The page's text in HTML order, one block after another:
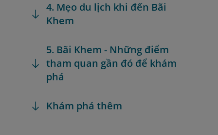
4. Mẹo du lịch khi đến Bãi
Khem
5. Bãi Khem - Những điểm
tham quan gần đó để khám
phá
Khám phá thêm